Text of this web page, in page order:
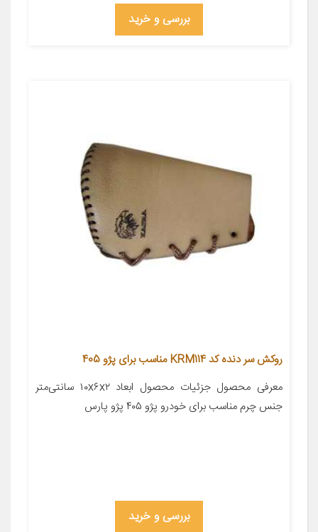
بررسی و خرید
روکش سر دنده کد KRM114 مناسب برای پژو 405
معرفی محصول جزئیات محصول ابعاد ۱۰x۶x۲ سانتی‌متر
جنس چرم مناسب برای خودرو پژو ۴۰۵ پژو پارس
بررسی و خرید